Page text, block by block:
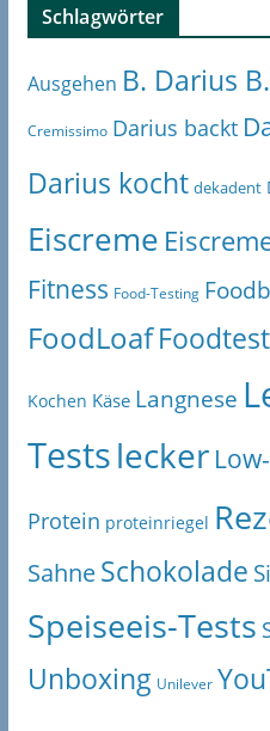
Schlagwörter
Ausgehen B. Darius B.
Cremissimo Darius backt
Darius kocht dekadent
Eiscreme
Fitness Food-Testing
FoodLoaf Foodtest
Kochen Käse Langnese
Testslecker
Protein proteinriegel
SahneSchokolade
Speiseeis-Tests
Unboxing Unilever